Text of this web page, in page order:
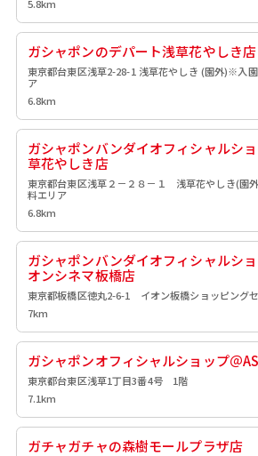
5.8km
ガシャポンのデパート浅草花やしき店
東京都台東区浅草2-28-1 浅草花やしき (園外)※入園
ア
6.8km
ガシャポンバンダイオフィシャルシ
草花やしき店
東京都台東区浅草２－２８－１ 浅草花やしき(園
料エリア
6.8km
ガシャポンバンダイオフィシャルシ
オンシネマ板橋店
東京都板橋区徳丸2-6-1 イオン板橋ショッピング
7km
ガシャポンオフィシャルショップ＠
東京都台東区浅草1丁目3番4号 1階
7.1km
ガチャガチャの森樹モールプラザ店